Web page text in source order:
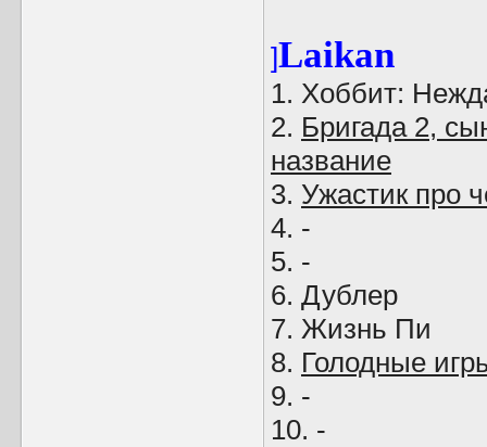
]Laikan
1. Хоббит:
2. Бригада 2,
название
3. Ужастик про
4. -
5. -
6. Дублер
7. Жизнь Пи
8. Голодные
9. -
10. -